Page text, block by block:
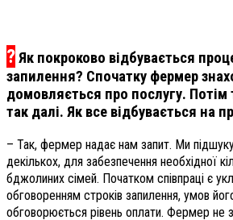
?Як покроково відбувається
запилення? Спочатку фермер
домовляється про послугу. Потім
так далі. Як все відбувається на
– Так, фермер надає нам запит. Ми
декількох, для забезпечення необхідної
бджолиних сімей. Початком співпраці є
обговоренням строків запилення, умов
обговорюється рівень оплати. Фермер